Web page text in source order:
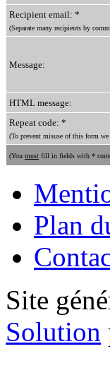
Recipient email: *
(Separate many recipients by
Message:
HTML message:
Repeat code: *
(To prevent misuse of this form
(You must fill in fields with *
Plan
Site
Solution